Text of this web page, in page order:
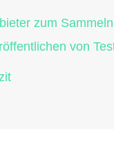
zum
von